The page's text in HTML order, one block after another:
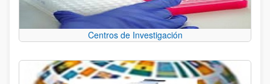
Centros de Investigación